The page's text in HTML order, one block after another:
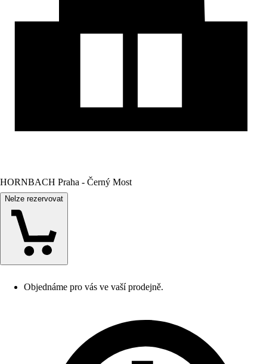
HORNBACH Praha - Černý Most
Nelze rezervovat
Objednáme pro vás ve vaší prodejně.